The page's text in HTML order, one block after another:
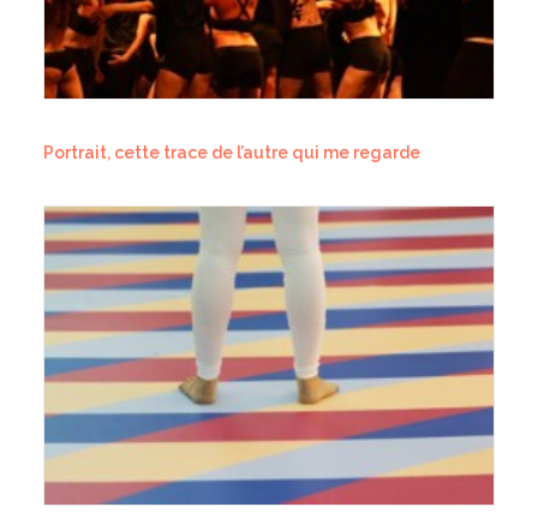
Portrait, cette trace de l’autre qui me regarde